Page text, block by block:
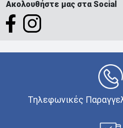
Ακολουθήστε μας στα Social
Τηλεφωνικές